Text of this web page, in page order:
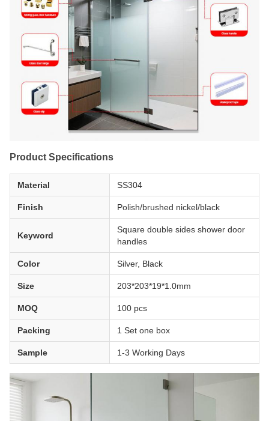
Product Specifications
Material SS304
Finish Polish/brushed nickel/black
Keyword
Square double sides shower door
handles
Color Silver, Black
Size 203*203*19*1.0mm
MOQ 100 pcs
Packing 1 Set one box
Sample 1-3 Working Days